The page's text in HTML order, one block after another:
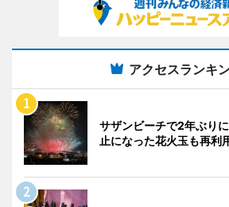
アクセスランキ
サザンビーチで2年ぶり
止になった花火玉も再利